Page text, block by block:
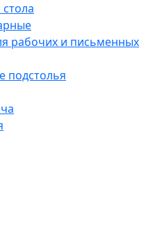
рабочих и письменных
подстолья